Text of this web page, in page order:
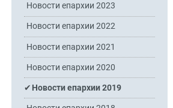
Новости епархии 2023
Новости епархии 2022
Новости епархии 2021
Новости епархии 2020
Новости епархии 2019